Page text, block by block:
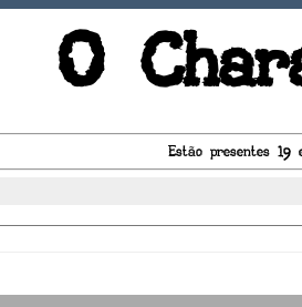
O
Estão presentes 19